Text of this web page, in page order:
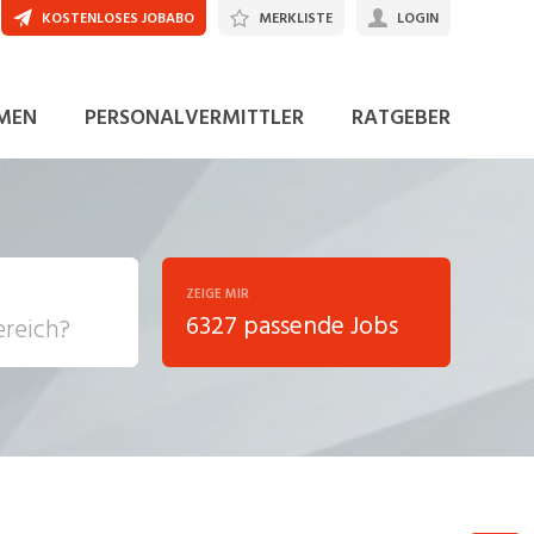
PERSONALVERMITTLER RATGEBER
KOSTENLOSES JOBABO MERKLISTE LOGIN
ZEIGE MIR
6327 passende Jobs
JETZT BEWERBEN